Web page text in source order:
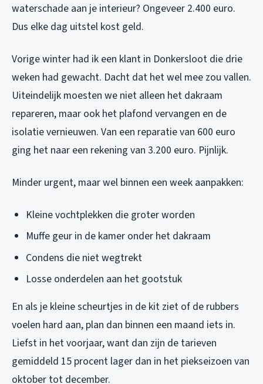
waterschade aan je interieur? Ongeveer 2.400 euro.
Dus elke dag uitstel kost geld.
Vorige winter had ik een klant in Donkersloot die drie
weken had gewacht. Dacht dat het wel mee zou vallen.
Uiteindelijk moesten we niet alleen het dakraam
repareren, maar ook het plafond vervangen en de
isolatie vernieuwen. Van een reparatie van 600 euro
ging het naar een rekening van 3.200 euro. Pijnlijk.
Minder urgent, maar wel binnen een week aanpakken:
Kleine vochtplekken die groter worden
Muffe geur in de kamer onder het dakraam
Condens die niet wegtrekt
Losse onderdelen aan het gootstuk
En als je kleine scheurtjes in de kit ziet of de rubbers
voelen hard aan, plan dan binnen een maand iets in.
Liefst in het voorjaar, want dan zijn de tarieven
gemiddeld 15 procent lager dan in het piekseizoen van
oktober tot december.